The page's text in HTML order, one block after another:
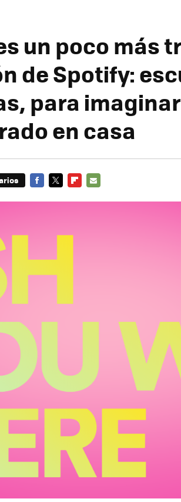
un poco más
de Spotify:
para
en casa